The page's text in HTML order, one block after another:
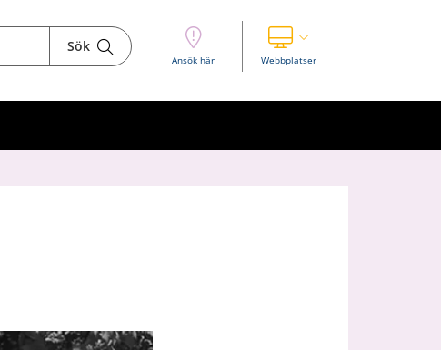
Sök
Ansök här WebbplatserVisa våra andra webbplatser